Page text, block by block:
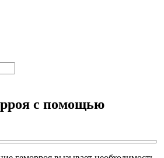
с помощью